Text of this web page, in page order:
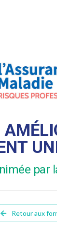
par
Retour aux